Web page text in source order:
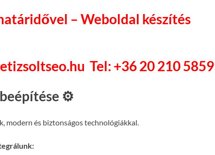
– Weboldal készítés
Tel: +36 20 210 5859
⚙️
modern és biztonságos technológiákkal.